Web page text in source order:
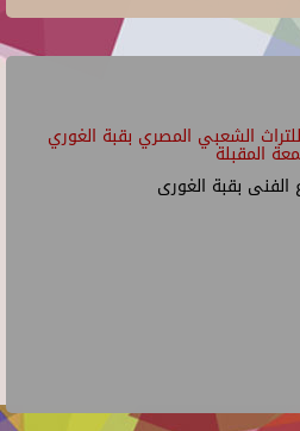
الشعبي المصري بقبة الغوري
المقبلة
الفنى بقبة الغورى